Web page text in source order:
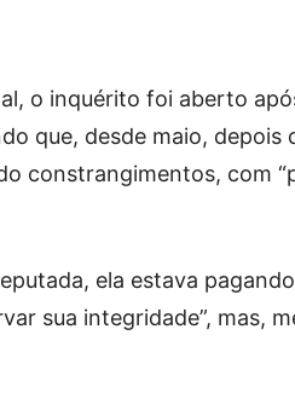
o inquérito foi aberto
que, desde maio, depois
constrangimentos, com
ela estava
sua integridade”, mas,